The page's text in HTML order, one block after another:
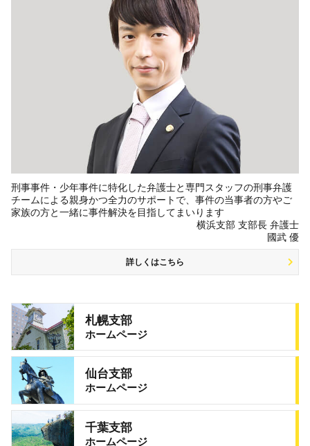
刑事事件・少年事件に特化した弁護士と専門スタッフの刑事弁護
チームによる親身かつ全力のサポートで、事件の当事者の方やご
家族の方と一緒に事件解決を目指してまいります
横浜支部 支部長 弁護士
國武 優
詳しくはこちら
札幌支部
ホームページ
仙台支部
ホームページ
千葉支部
ホームページ